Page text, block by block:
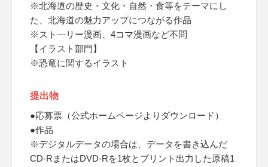
※北海道の歴史・文化・自然・食等をテーマにし
た、北海道の魅力アップにつながる作品
※スト―リー漫画、4コマ漫画など不問
【イラスト部門】
※恐竜に関するイラスト
提出物
●応募票（公式ホームページよりダウンロード）
●作品
※デジタルデータの場合は、データを書き込んだ
CD-RまたはDVD-Rを1枚とプリント出力した原稿1